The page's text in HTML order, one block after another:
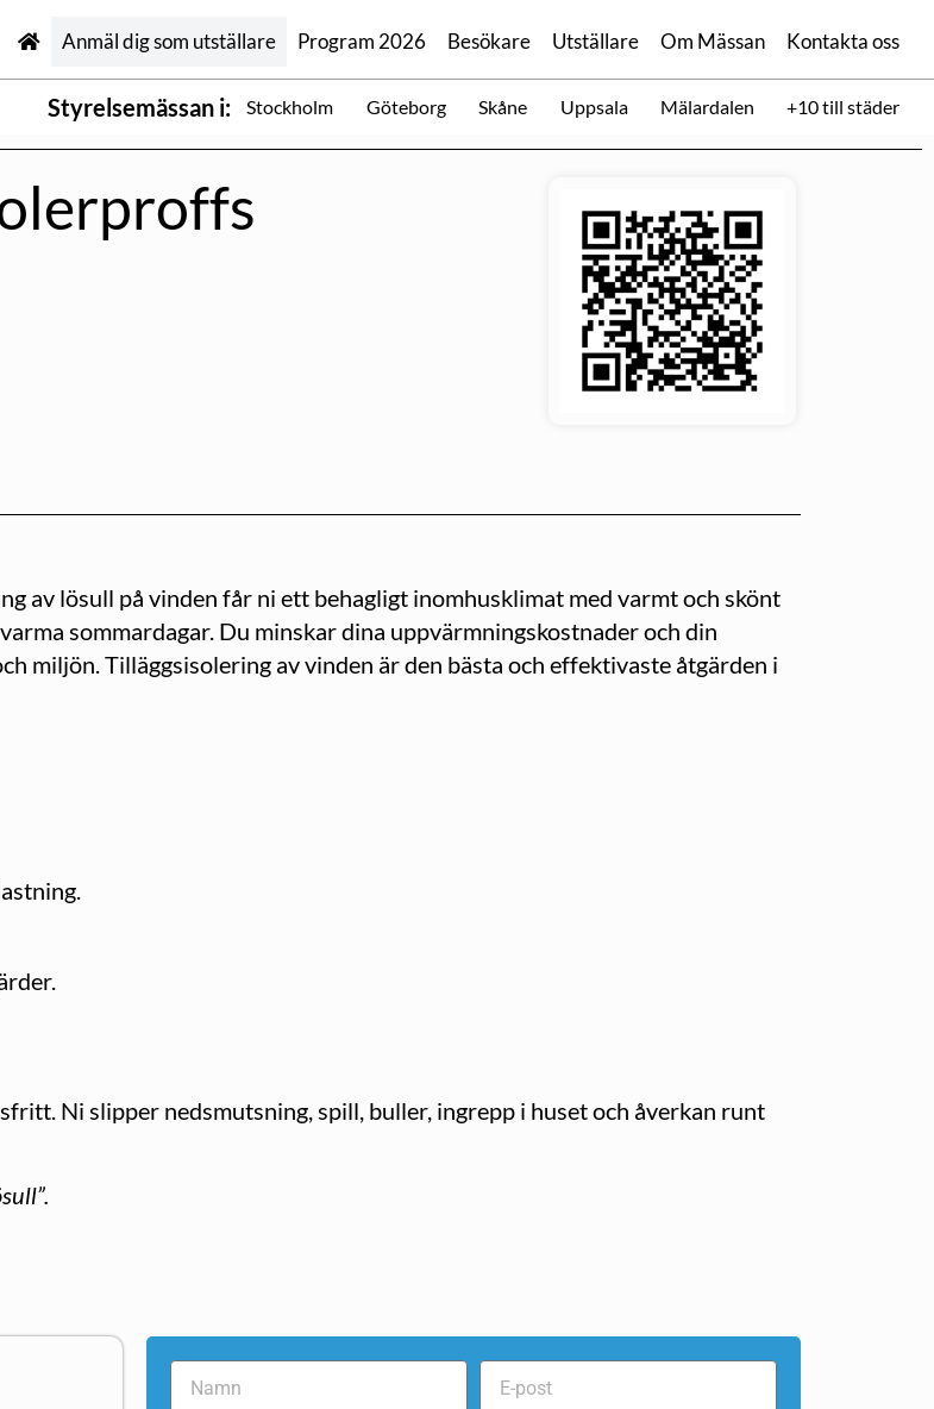
Anmäl dig som utställare Program 2026 Besökare Utställare Om Mässan Kontakta oss
Styrelsemässan i: Stockholm Göteborg Skåne Uppsala Mälardalen +10 till städer
av lösull på vinden får ni ett behagligt inomhusklimat med varmt och skönt
sommardagar. Du minskar dina uppvärmningskostnader och din
miljön. Tilläggsisolering av vinden är den bästa och effektivaste åtgärden i
Ni slipper nedsmutsning, spill, buller, ingrepp i huset och åverkan runt